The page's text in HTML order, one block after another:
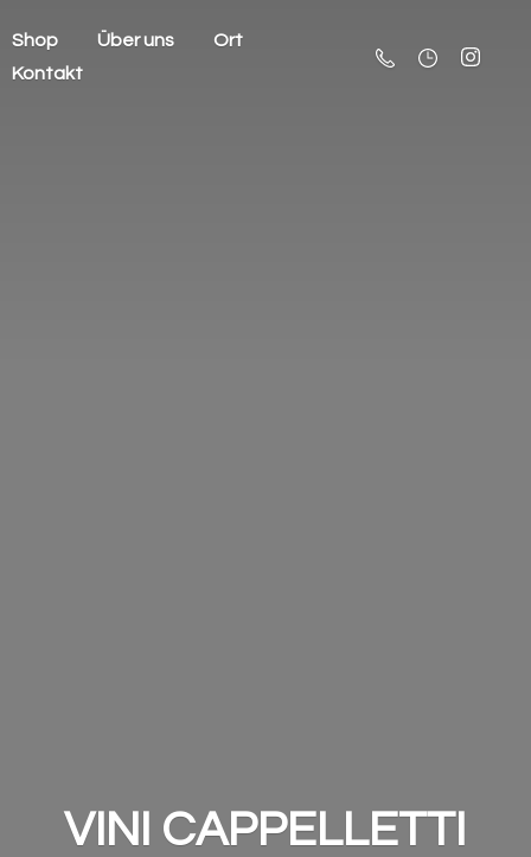
Shop Über uns
Ort
Kontakt
VINI CAPPELLETTI